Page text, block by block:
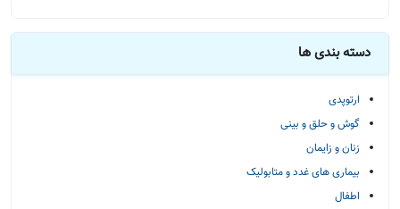
دسته بندی ها
ارتوپدی
گوش و حلق و بینی
زنان و زایمان
بیماری های غدد و متابولیک
اطفال